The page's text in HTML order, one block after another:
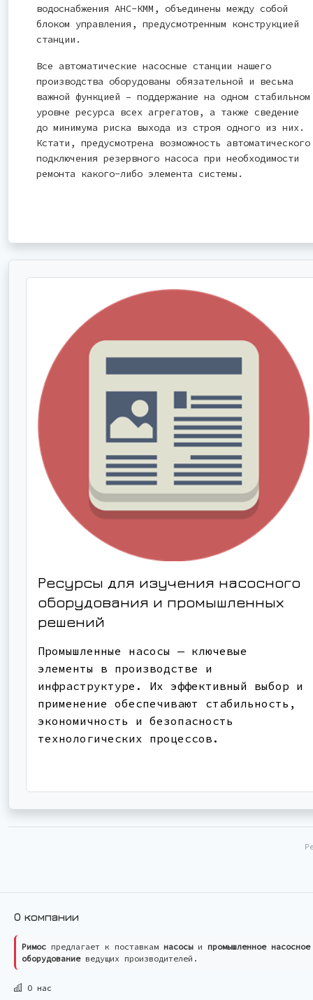
водоснабжения АНС-КММ, объединены между собой
блоком управления, предусмотренным конструкцией
станции.
Все автоматические насосные станции нашего
производства оборудованы обязательной и весьма
важной функцией – поддержание на одном стабильном
уровне ресурса всех агрегатов, а также сведение
до минимума риска выхода из строя одного из них.
Кстати, предусмотрена возможность автоматического
подключения резервного насоса при необходимости
ремонта какого-либо элемента системы.
Ресурсы для изучения насосного
оборудования и промышленных
решений
Промышленные насосы — ключевые
элементы в производстве и
инфраструктуре. Их эффективный выбор и
применение обеспечивают стабильность,
экономичность и безопасность
технологических процессов.
О компании
Римос предлагает к поставкам насосыи промышленное насосное
оборудованиеведущих производителей.
О нас